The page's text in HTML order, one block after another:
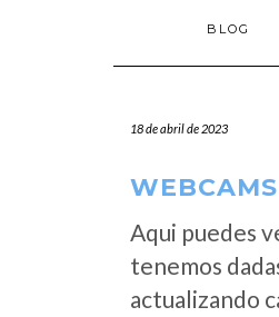
BLOG
18 de abril de 2023
Aqui puedes
tenemos
actualizando